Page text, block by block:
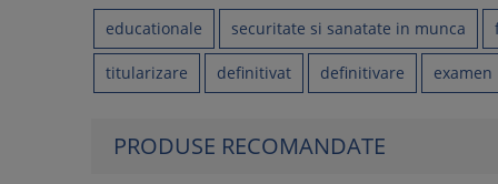
educationale securitate si sanatate in munca
titularizare definitivat definitivare examen
PRODUSE RECOMANDATE